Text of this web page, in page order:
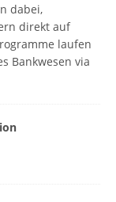
dabei,
direkt auf
laufen
Bankwesen via